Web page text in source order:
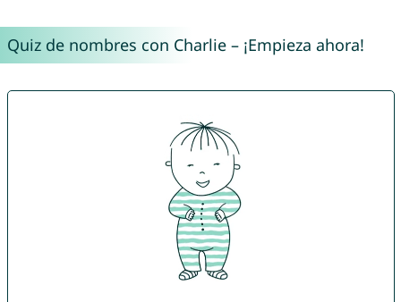
Quiz de nombres con Charlie – ¡Empieza ahora!